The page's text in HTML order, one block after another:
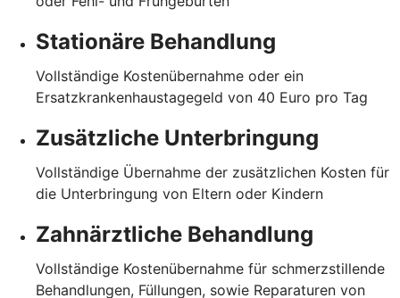
Stationäre Behandlung
Vollständige Kostenübernahme oder ein
Ersatzkrankenhaustagegeld von 40 Euro pro Tag
Zusätzliche Unterbringung
Vollständige Übernahme der zusätzlichen Kosten für
die Unterbringung von Eltern oder Kindern
Zahnärztliche Behandlung
Vollständige Kostenübernahme für schmerzstillende
Behandlungen, Füllungen, sowie Reparaturen von